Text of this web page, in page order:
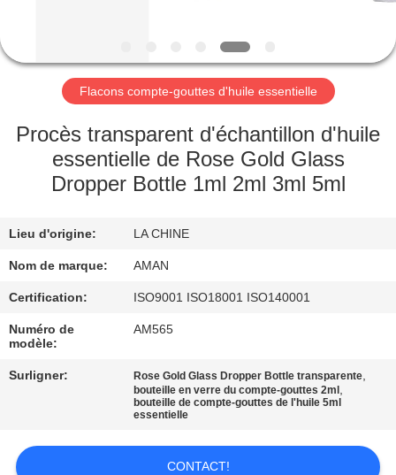
LE
SPECTACLE
PROPOS
NOUS
VISITE
DE
L'USINE
CONTRÔLE
QUALITÉ
Flacons compte-gouttes d'huile essentielle
Procès transparent d'échantillon d'huile
essentielle de Rose Gold Glass
Dropper Bottle 1ml 2ml 3ml 5ml
Lieu d'origine: LA CHINE
Nom de marque: AMAN
Certification: ISO9001 ISO18001 ISO140001
Numéro de
modèle:
AM565
Surligner: Rose Gold Glass Dropper Bottle transparente,
bouteille en verre du compte-gouttes 2ml ,
bouteille de compte-gouttes de l'huile 5ml
essentielle
CONTACT!